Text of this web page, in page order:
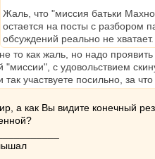
Жаль, что "миссия батьки
остается на посты с разбором
обсуждений реально не хватает.
то как жаль, но надо
"миссии", с удовольствием
так участвуете посильно, за
а как Вы видите конечный